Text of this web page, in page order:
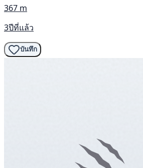
367 m
3ปีที่แล้ว
บันทึก